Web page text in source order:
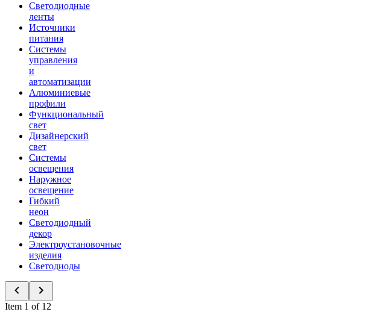
Светодиодные
ленты
Источники
питания
Системы
управления
и
автоматизации
Алюминиевые
профили
Функциональный
свет
Дизайнерский
свет
Системы
освещения
Наружное
освещение
Гибкий
неон
Светодиодный
декор
Электроустановочные
изделия
Светодиоды
Item 1 of 12